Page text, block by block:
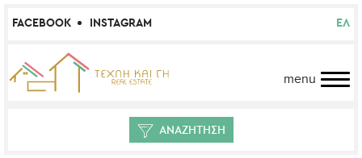
FACEBOOK INSTAGRAM ΕΛ
menu
ΑΝΑΖΗΤΗΣΗ